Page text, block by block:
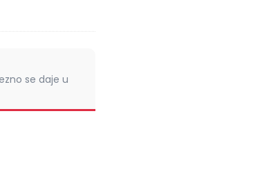
se daje u